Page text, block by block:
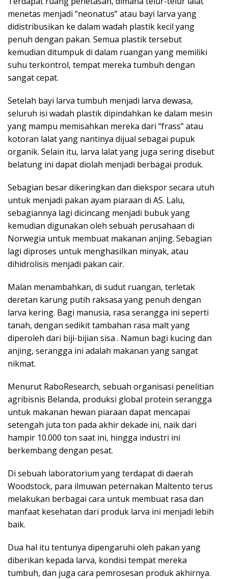
menetas menjadi “neonatus” atau bayi larva yang
didistribusikan ke dalam wadah plastik kecil yang
penuh dengan pakan. Semua plastik tersebut
kemudian ditumpuk di dalam ruangan yang memiliki
suhu terkontrol, tempat mereka tumbuh dengan
sangat cepat.
Setelah bayi larva tumbuh menjadi larva dewasa,
seluruh isi wadah plastik dipindahkan ke dalam mesin
yang mampu memisahkan mereka dari “frass” atau
kotoran lalat yang nantinya dijual sebagai pupuk
organik. Selain itu, larva lalat yang juga sering disebut
belatung ini dapat diolah menjadi berbagai produk.
Sebagian besar dikeringkan dan diekspor secara utuh
untuk menjadi pakan ayam piaraan di AS. Lalu,
sebagiannya lagi dicincang menjadi bubuk yang
kemudian digunakan oleh sebuah perusahaan di
Norwegia untuk membuat makanan anjing. Sebagian
lagi diproses untuk menghasilkan minyak, atau
dihidrolisis menjadi pakan cair.
Malan menambahkan, di sudut ruangan, terletak
deretan karung putih raksasa yang penuh dengan
larva kering. Bagi manusia, rasa serangga ini seperti
tanah, dengan sedikit tambahan rasa malt yang
diperoleh dari biji-bijian sisa . Namun bagi kucing dan
anjing, serangga ini adalah makanan yang sangat
nikmat.
Menurut RaboResearch, sebuah organisasi penelitian
agribisnis Belanda, produksi global protein serangga
untuk makanan hewan piaraan dapat mencapai
setengah juta ton pada akhir dekade ini, naik dari
hampir 10.000 ton saat ini, hingga industri ini
berkembang dengan pesat.
Di sebuah laboratorium yang terdapat di daerah
Woodstock, para ilmuwan peternakan Maltento terus
melakukan berbagai cara untuk membuat rasa dan
manfaat kesehatan dari produk larva ini menjadi lebih
baik.
Dua hal itu tentunya dipengaruhi oleh pakan yang
diberikan kepada larva, kondisi tempat mereka
tumbuh, dan juga cara pemrosesan produk akhirnya.